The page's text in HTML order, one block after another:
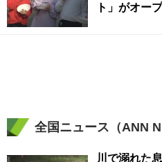
ト」がオー
全国ニュース（ANN
川で溺れた